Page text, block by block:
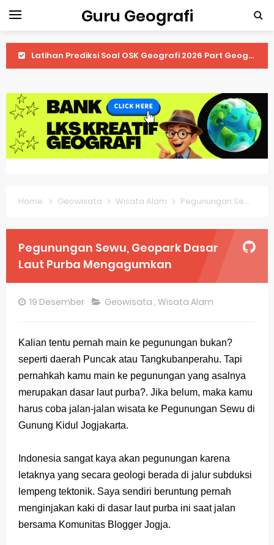
Guru Geografi
Latihan Prediksi Soal OSK Geografi 2026 Part Geografi Ekonomi
Latihan Prediksi Soal OSK Geografi 2026 Part Geografi Budaya
Latihan Prediksi Soal OSK Geografi 2026 Part Dinamika Kota
Pembahasan Soal OSN-K Geografi 2025 No 51-55
Pembahasan Soal OSN-K Geografi 2025 No 41-45
Pembahasan Soal OSN-K Geografi 2025 No 31-35
Pembahasan Soal OSN-K Geografi 2025 No 26-30
Pembahasan Soal OSN-K Geografi 2025 No 16-20
Pembahasan Soal OSN-K Geografi 2025 No 11-15
Pembahasan Soal OSN-K Geografi 2025 No 6-10
Pembahasan Soal OSN-K Geografi 2025 No 1-5
Bencana Banjir Bandang di Sumatra Salah Manusia
Gratis, Pre Test Online Calon Pejuang OSN Geografi 2026
50 Latihan Prediksi Soal TKA Sosiologi 2025 + Kunci
Home Geowisata Wisata Alam Pegunungan Sewu, Geopark Dasar Laut Purba Mengagumkan
Pegunungan Sewu, Geopark Dasar
Laut Purba Mengagumkan
19 Desember Geowisata , Wisata Alam
Kalian tentu pernah main ke pegunungan bukan?
seperti daerah Puncak atau Tangkubanperahu. Tapi
pernahkah kamu main ke pegunungan yang asalnya
merupakan dasar laut purba?. Jika belum, maka kamu
harus coba jalan-jalan wisata ke Pegunungan Sewu di
Gunung Kidul Jogjakarta.
Indonesia sangat kaya akan pegunungan karena
letaknya yang secara geologi berada di jalur subduksi
lempeng tektonik. Saya sendiri beruntung pernah
menginjakan kaki di dasar laut purba ini saat jalan
bersama Komunitas Blogger Jogja.